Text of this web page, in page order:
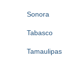
Sonora
Tabasco
Tamaulipas